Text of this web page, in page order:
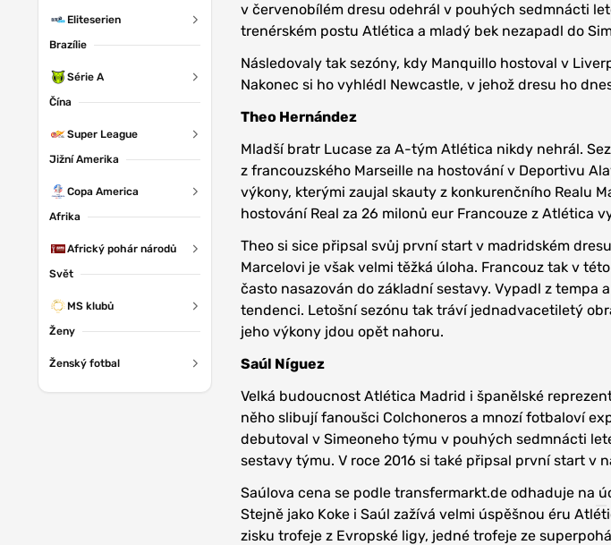
Eliteserien
Brazílie
Série A
Čína
Super League
Jižní Amerika
Copa America
Afrika
Africký pohár národů
Svět
MS klubů
Ženy
Ženský fotbal
v červenobílém dresu odehrál v pouhých sedmnácti
trenérském postu Atlética a mladý bek nezapadl do
Následovaly tak sezóny, kdy Manquillo hostoval v
Nakonec si ho vyhlédl Newcastle, v jehož dresu ho
Theo Hernández
Mladší bratr Lucase za A-tým Atlética nikdy nehrál.
z francouzského Marseille na hostování v Deportivu
výkony, kterými zaujal skauty z konkurenčního Realu
hostování Real za 26 milonů eur Francouze z Atlética
Theo si sice připsal svůj první start v madridském
Marcelovi je však velmi těžká úloha. Francouz tak v
často nasazován do základní sestavy. Vypadl z tempa
tendenci. Letošní sezónu tak tráví jednadvacetiletý
jeho výkony jdou opět nahoru.
Saúl Níguez
Velká budoucnost Atlética Madrid i španělské
něho slibují fanoušci Colchoneros a mnozí fotbaloví
debutoval v Simeoneho týmu v pouhých sedmnácti
sestavy týmu. V roce 2016 si také připsal první start v
Saúlova cena se podle transfermarkt.de odhaduje na
Stejně jako Koke i Saúl zažívá velmi úspěšnou éru
zisku trofeje z Evropské ligy, jedné trofeje ze